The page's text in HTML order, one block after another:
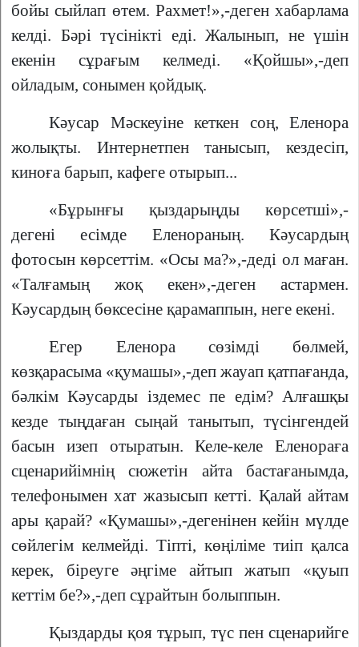
бойы сыйлап өтем. Рахмет!»,-деген хабарлама
келді. Бәрі түсінікті еді. Жалынып, не үшін
екенін сұрағым келмеді. «Қойшы»,-деп
ойладым, сонымен қойдық.
Кәусар Мәскеуіне кеткен соң, Еленора
жолықты. Интернетпен танысып, кездесіп,
киноға барып, кафеге отырып...
«Бұрынғы қыздарыңды көрсетші»,-
дегені есімде Еленораның. Кәусардың
фотосын көрсеттім. «Осы ма?»,-деді ол маған.
«Талғамың жоқ екен»,-деген астармен.
Кәусардың бөксесіне қарамаппын, неге екені.
Егер Еленора сөзімді бөлмей,
көзқарасыма «қумашы»,-деп жауап қатпағанда,
бәлкім Кәусарды іздемес пе едім? Алғашқы
кезде тыңдаған сыңай танытып, түсінгендей
басын изеп отыратын. Келе-келе Еленораға
сценарийімнің сюжетін айта бастағанымда,
телефонымен хат жазысып кетті. Қалай айтам
ары қарай? «Қумашы»,-дегенінен кейін мүлде
сөйлегім келмейді. Тіпті, көңіліме тиіп қалса
керек, біреуге әңгіме айтып жатып «қуып
кеттім бе?»,-деп сұрайтын болыппын.
Қыздарды қоя тұрып, түс пен сценарийге